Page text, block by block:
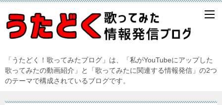
「うたどく！歌ってみたブログ」は、「私がYouTubeにアップした
歌ってみたの動画紹介」と「歌ってみたに関連する情報発信」の2つ
のテーマで構成されているブログです。